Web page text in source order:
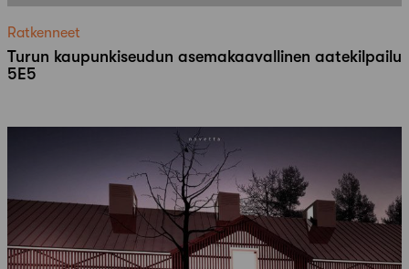
Ratkenneet
Turun kaupunkiseudun asemakaavallinen aatekilpailu
5E5